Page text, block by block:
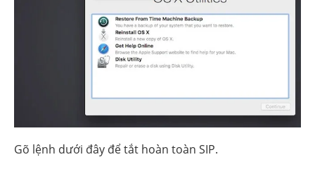
Gõ lệnh dưới đây để tắt hoàn toàn SIP.